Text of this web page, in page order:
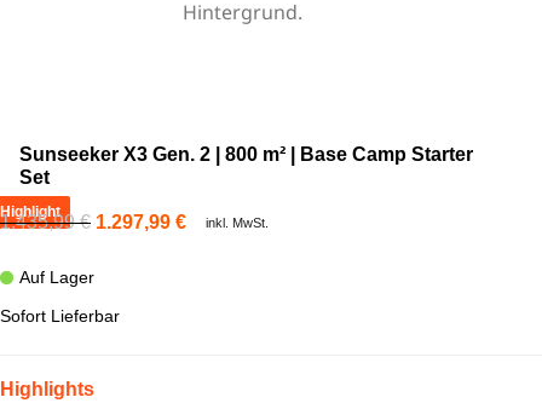
Sunseeker X3 Gen. 2 | 800 m² | Base Camp Starter
Set
Highlight
1.435,99€ 1.297,99 € inkl. MwSt.
Auf Lager
Sofort Lieferbar
Highlights